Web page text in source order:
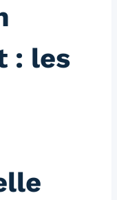
: les